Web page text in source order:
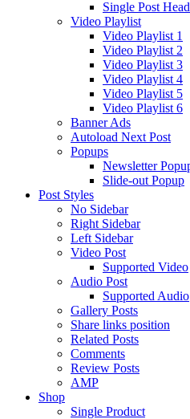
Single Post
Video Playlist
Video Playlist 1
Video Playlist 2
Video Playlist 3
Video Playlist 4
Video Playlist 5
Video Playlist 6
Banner Ads
Autoload Next Post
Popups
Newsletter
Slide-out Popup
Post Styles
No Sidebar
Right Sidebar
Left Sidebar
Video Post
Supported Video
Audio Post
Supported Audio
Gallery Posts
Share links position
Related Posts
Comments
Review Posts
AMP
Shop
Single Product